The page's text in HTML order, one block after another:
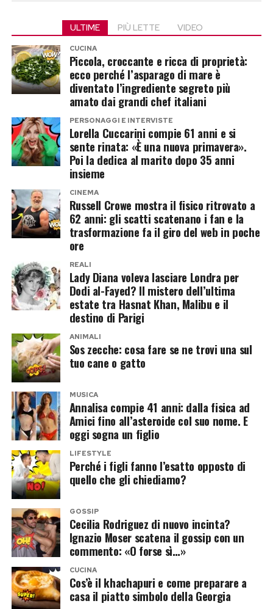
a rimettersi in gioco nella Casa più spiata
d’Italia.
Post Views: 197
Prima della carriera da attore, però, Ermito era
diventato noto al grande pubblico grazie alla
partecipazione alGrande Fratello 12,
esperienza a cui si è aggiunta quella alGrande
Fratello Vip 5.
Milly Carlucci cambia strategia?
Ed è proprio questo il dettaglio che sta facendo
discutere gli appassionati del programma. Per
anni Milly Carlucci ha mantenuto una linea
piuttosto chiara nella scelta del cast, evitando –
salvo rare eccezioni – concorrenti provenienti dai
reality show.
L’eventuale arrivo di Mario Ermito potrebbe
quindi rappresentare un cambio di rotta rispetto
a una regola che, nel tempo, avrebbe escluso
diversi personaggi proprio per il loro curriculum
televisivo.
Naturalmente, finché non arriverà l’annuncio
ufficiale della Rai o della stessa conduttrice, si
tratta soltanto di un’indiscrezione.
Il cast di Ballando con le stelle
prende forma
Con l’avvicinarsi dell’inizio della nuova stagione
televisiva, il puzzle diBallando con le stelle
appare sempre più definito. Milly Carlucci
continua a puntare su un mix di personaggi
provenienti dal mondo dello spettacolo, dello
sport e dell’attualità, cercando come sempre di
ULTIME PIÙ LETTE VIDEO
CUCINA
Piccola, croccante e ricca di proprietà:
ecco perché l’asparago di mare è
diventato l’ingrediente segreto più
amato dai grandi chef italiani
PERSONAGGI E INTERVISTE
Lorella Cuccarini compie 61 anni e si
sente rinata: «È una nuova primavera».
Poi la dedica al marito dopo 35 anni
insieme
CINEMA
Russell Crowe mostra il fisico ritrovato a
62 anni: gli scatti scatenano i fan e la
trasformazione fa il giro del web in poche
ore
REALI
Lady Diana voleva lasciare Londra per
Dodi al-Fayed? Il mistero dell’ultima
estate tra Hasnat Khan, Malibu e il
destino di Parigi
ANIMALI
Sos zecche: cosa fare se ne trovi una sul
tuo cane o gatto
MUSICA
Annalisa compie 41 anni: dalla fisica ad
Amici fino all’asteroide col suo nome. E
oggi sogna un figlio
LIFESTYLE
Perché i figli fanno l’esatto opposto di
quello che gli chiediamo?
GOSSIP
Cecilia Rodriguez di nuovo incinta?
Ignazio Moser scatena il gossip con un
commento: «O forse sì…»
CUCINA
Cos’è il khachapuri e come preparare a
casa il piatto simbolo della Georgia